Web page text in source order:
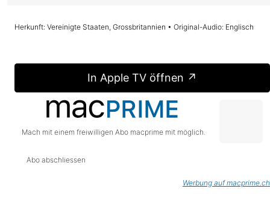
Herkunft: Vereinigte Staaten, Grossbritannien • Original-Audio: Englisch
In Apple TV öffnen ↗
Mach mit einem freiwilligen Abo macprime mit möglich.
Abo abschliessen
Werbung auf macprime.ch